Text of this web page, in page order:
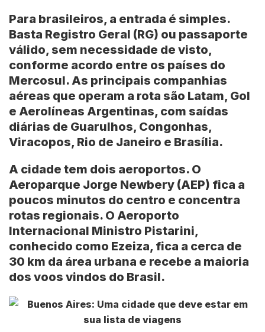
Para brasileiros, a entrada é simples.
Basta Registro Geral (RG) ou passaporte
válido, sem necessidade de visto,
conforme acordo entre os países do
Mercosul. As principais companhias
aéreas que operam a rota são Latam, Gol
e Aerolíneas Argentinas, com saídas
diárias de Guarulhos, Congonhas,
Viracopos, Rio de Janeiro e Brasília.
A cidade tem dois aeroportos. O
Aeroparque Jorge Newbery (AEP) fica a
poucos minutos do centro e concentra
rotas regionais. O Aeroporto
Internacional Ministro Pistarini,
conhecido como Ezeiza, fica a cerca de
30 km da área urbana e recebe a maioria
dos voos vindos do Brasil.